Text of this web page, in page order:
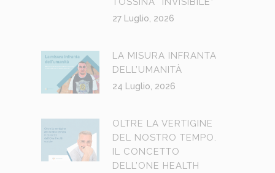
27 Luglio, 2026
LA MISURA INFRANTA
DELL’UMANITÀ
24 Luglio, 2026
OLTRE LA VERTIGINE
DEL NOSTRO TEMPO.
IL CONCETTO
DELL’ONE HEALTH